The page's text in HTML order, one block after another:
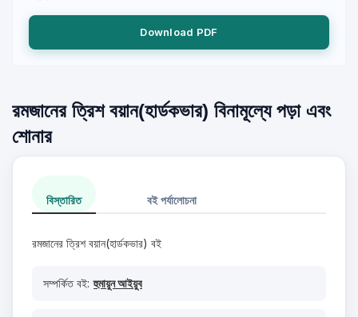
Download PDF
রমজানের ত্রিশ বয়ান(হার্ডকভার) বিনামূল্যে পড়া এবং
শোনার
বিস্তারিত বই পর্যালোচনা
রমজানের ত্রিশ বয়ান(হার্ডকভার) বই
সম্পর্কিত বই: হুমায়ুন আইয়ুব